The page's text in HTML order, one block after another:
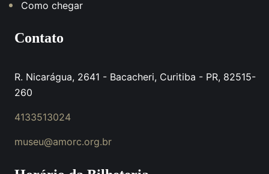
Como chegar
Contato
R. Nicarágua, 2641 - Bacacheri, Curitiba - PR, 82515-
260
4133513024
museu@amorc.org.br